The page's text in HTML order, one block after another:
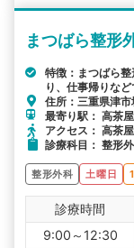
まつばら整形
特徴：まつばら
り、仕事帰りなど
住所：三重県津
最寄り駅： 高
アクセス： 高茶
診療科目： 整形
整形外科 土曜日
診療時間
9:00～12:30